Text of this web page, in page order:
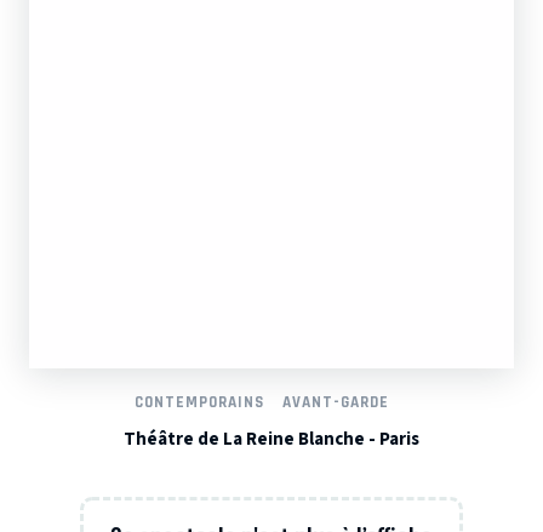
CONTEMPORAINS AVANT-GARDE
Théâtre de La Reine Blanche - Paris